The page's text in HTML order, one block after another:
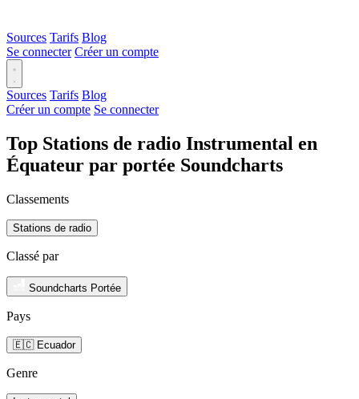
Sources Tarifs Blog
Se connecter Créer un compte
Sources Tarifs Blog
Créer un compte Se connecter
Top Stations de radio Instrumental en
Équateur par portée Soundcharts
Classements
Stations de radio
Classé par
Soundcharts Portée
Pays
🇪🇨 Ecuador
Genre